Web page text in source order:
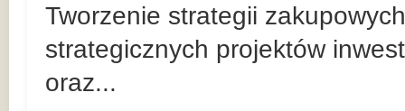
Tworzenie strategii
strategicznych projektów
oraz...